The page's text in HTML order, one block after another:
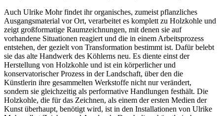
Auch Ulrike Mohr findet ihr organisches, zumeist pflanzliches
Ausgangsmaterial vor Ort, verarbeitet es komplett zu Holzkohle und
zeigt großformatige Raumzeichnungen, mit denen sie auf
vorhandene Situationen reagiert und die in einem Arbeitsprozess
entstehen, der gezielt von Transformation bestimmt ist. Dafür belebt
sie das alte Handwerk des Köhlerns neu. Es diente einst der
Herstellung von Holzkohle und ist ein körperlicher und
konservatorischer Prozess in der Landschaft, über den die
Künstlerin ihre gesammelten Werkstoffe nicht nur verändert,
sondern sie gleichzeitig als performative Handlungen festhält. Die
Holzkohle, die für das Zeichnen, als einem der ersten Medien der
Kunst überhaupt, benötigt wird, ist in den Installationen von Ulrike